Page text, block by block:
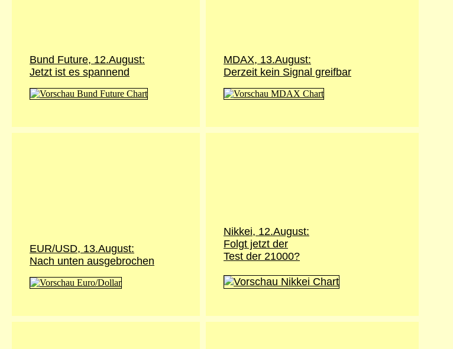
Bund Future, 12.August:
Jetzt ist es spannend
MDAX, 13.August:
Derzeit kein Signal greifbar
EUR/USD, 13.August:
Nach unten ausgebrochen
Nikkei, 12.August:
Folgt jetzt der
Test der 21000?